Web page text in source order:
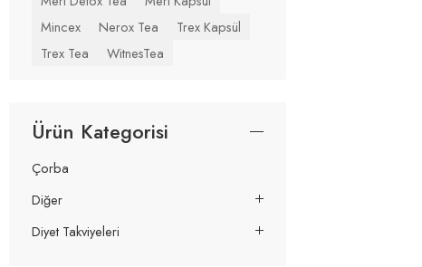
Mincex
Nerox Tea
Trex Kapsül
Trex Tea
WitnesTea
Ürün Kategorisi
Çorba
Diğer
Diyet Takviyeleri